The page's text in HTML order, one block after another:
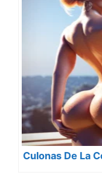
Culonas De La